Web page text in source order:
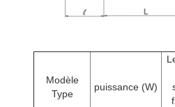
Modèle
Type
puissance (W)